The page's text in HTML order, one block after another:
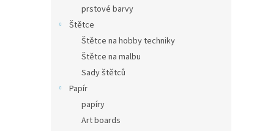
prstové barvy
Štětce
Štětce na hobby techniky
Štětce na malbu
Sady štětců
Papír
papíry
Art boards